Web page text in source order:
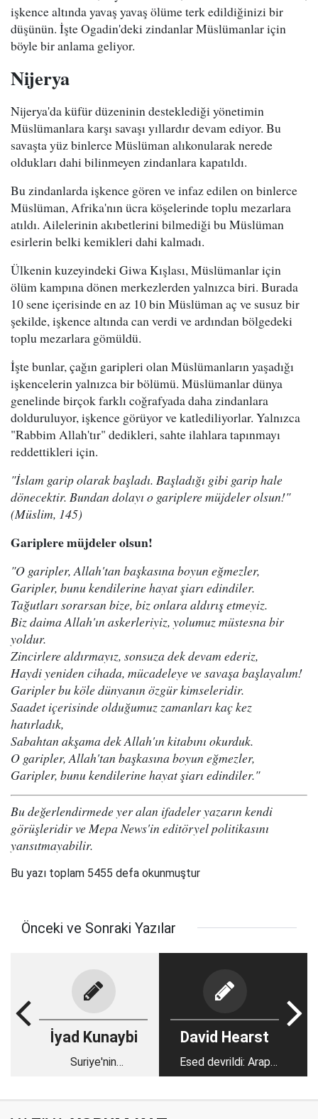
işkence altında yavaş yavaş ölüme terk edildiğinizi bir
düşünün. İşte Ogadin'deki zindanlar Müslümanlar için
böyle bir anlama geliyor.
Nijerya
Nijerya'da küfür düzeninin desteklediği yönetimin
Müslümanlara karşı savaşı yıllardır devam ediyor. Bu
savaşta yüz binlerce Müslüman alıkonularak nerede
oldukları dahi bilinmeyen zindanlara kapatıldı.
Bu zindanlarda işkence gören ve infaz edilen on binlerce
Müslüman, Afrika'nın ücra köşelerinde toplu mezarlara
atıldı. Ailelerinin akıbetlerini bilmediği bu Müslüman
esirlerin belki kemikleri dahi kalmadı.
Ülkenin kuzeyindeki Giwa Kışlası, Müslümanlar için
ölüm kampına dönen merkezlerden yalnızca biri. Burada
10 sene içerisinde en az 10 bin Müslüman aç ve susuz bir
şekilde, işkence altında can verdi ve ardından bölgedeki
toplu mezarlara gömüldü.
İşte bunlar, çağın garipleri olan Müslümanların yaşadığı
işkencelerin yalnızca bir bölümü. Müslümanlar dünya
genelinde birçok farklı coğrafyada daha zindanlara
dolduruluyor, işkence görüyor ve katlediliyorlar. Yalnızca
"Rabbim Allah'tır" dedikleri, sahte ilahlara tapınmayı
reddettikleri için.
"İslam garip olarak başladı. Başladığı gibi garip hale
dönecektir. Bundan dolayı o gariplere müjdeler olsun!"
(Müslim, 145)
Gariplere müjdeler olsun!
"O garipler, Allah'tan başkasına boyun eğmezler,
Garipler, bunu kendilerine hayat şiarı edindiler.
Tağutları sorarsan bize, biz onlara aldırış etmeyiz.
Biz daima Allah'ın askerleriyiz, yolumuz müstesna bir
yoldur.
Zincirlere aldırmayız, sonsuza dek devam ederiz,
Haydi yeniden cihada, mücadeleye ve savaşa başlayalım!
Garipler bu köle dünyanın özgür kimseleridir.
Saadet içerisinde olduğumuz zamanları kaç kez
hatırladık,
Sabahtan akşama dek Allah'ın kitabını okurduk.
O garipler, Allah'tan başkasına boyun eğmezler,
Garipler, bunu kendilerine hayat şiarı edindiler."
Bu değerlendirmede yer alan ifadeler yazarın kendi
görüşleridir ve Mepa News'in editöryel politikasını
yansıtmayabilir.
Bu yazı toplam 5455 defa okunmuştur
Önceki ve Sonraki Yazılar
İyad Kunaybi
Suriye'nin
David Hearst
Esed devrildi: Arap
Baharı yeniden mi